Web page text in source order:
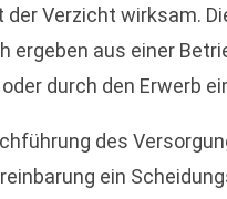
Verzicht wirksam.
aus einer
durch den Erwerb
des
ein